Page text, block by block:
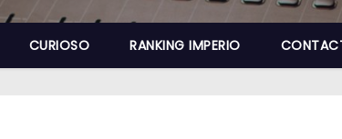
CURIOSO RANKING IMPERIO